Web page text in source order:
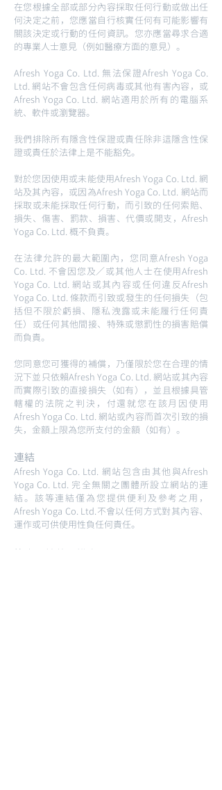
在您根據全部或部分內容採取任何行動或做出任
何決定之前，您應當自行核實任何有可能影響有
關該決定或行動的任何資訊。您亦應當尋求合適
的專業人士意見（例如醫療方面的意見）。
Afresh Yoga Co. Ltd. 無法保證Afresh Yoga Co.
Ltd. 網站不會包含任何病毒或其他有害內容，或
Afresh Yoga Co. Ltd. 網站適用於所有的電腦系
統、軟件或瀏覽器。
我們排除所有隱含性保證或責任除非這隱含性保
證或責任於法律上是不能豁免。
對於您因使用或未能使用Afresh Yoga Co. Ltd. 網
站及其內容，或因為Afresh Yoga Co. Ltd. 網站而
採取或未能採取任何行動，而引致的任何索賠、
損失、傷害、罰款、損害、代價或開支，Afresh
Yoga Co. Ltd. 概不負責。
在法律允許的最大範圍內，您同意Afresh Yoga
Co. Ltd. 不會因您及／或其他人士在使用Afresh
Yoga Co. Ltd. 網站或其內容或任何違反Afresh
Yoga Co. Ltd. 條款而引致或發生的任何損失（包
括但不限於虧損、隱私洩露或未能履行任何責
任）或任何其他間接、特殊或懲罰性的損害賠償
而負責。
您同意您可獲得的補償，乃僅限於您在合理的情
況下並只依賴Afresh Yoga Co. Ltd. 網站或其內容
而實際引致的直接損失（如有），並且根據具管
轄權的法院之判決，付還就您在該月因使用
Afresh Yoga Co. Ltd. 網站或內容而首次引致的損
失，金額上限為您所支付的金額（如有）。
連結
Afresh Yoga Co. Ltd. 網站包含由其他與Afresh
Yoga Co. Ltd. 完全無關之團體所設立網站的連
結。該等連結僅為您提供便利及參考之用，
Afresh Yoga Co. Ltd.不會以任何方式對其內容、
運作或可供使用性負任何責任。
比賽、抽獎及推廣